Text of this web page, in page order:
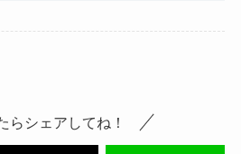
らシェアしてね！